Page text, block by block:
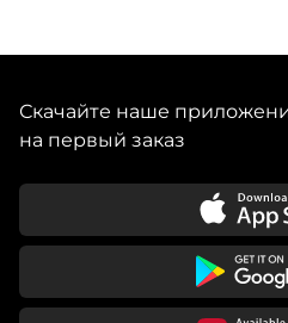
Скачайте наше
на первый заказ